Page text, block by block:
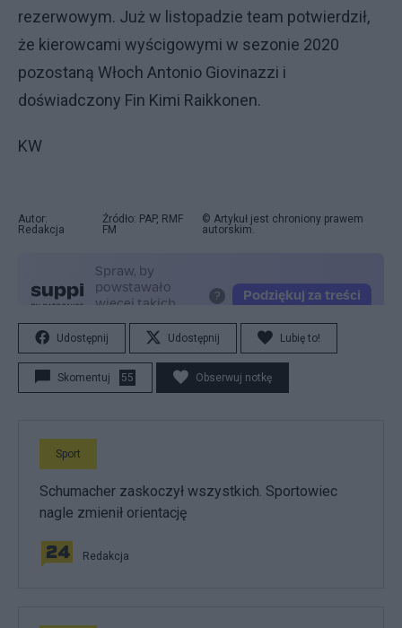
rezerwowym. Już w listopadzie team potwierdził,
że kierowcami wyścigowymi w sezonie 2020
pozostaną Włoch Antonio Giovinazzi i
doświadczony Fin Kimi Raikkonen.
KW
Autor:
Redakcja
Źródło: PAP, RMF
FM
© Artykuł jest chroniony prawem
autorskim.
Udostępnij Udostępnij Lubię to!
Skomentuj 55 Obserwuj notkę
Sport
Schumacher zaskoczył wszystkich. Sportowiec
nagle zmienił orientację
Redakcja